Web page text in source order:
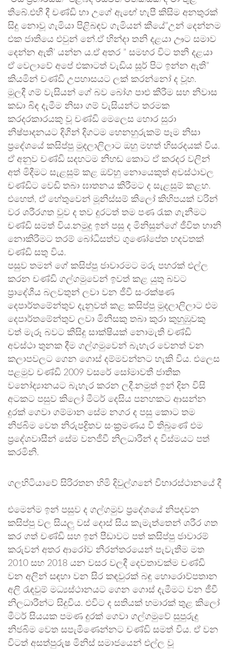
තිබේ.එහි දී චණ්ඩි හා උගේ ඇඟේ හැපී කිසිම අනතුරක්
සිදු නොවූ ගැමියා පිළිබඳව ගැමියන් කීයේ”උන් දෙන්නම
එක ජාතියෙ එවුන් නේ.ඒ හින්දා තනි දළයා ඌට සමාව
දෙන්න ඇති’ යන්න ය.ඒ අතර ” සමහර විට තනි දළයා
ඒ වෙලාවේ අපේ එකාටත් වැඩිය සූර් පිට ඉන්න ඇති”
කියමින් චණ්ඩි උපහාසයට ලක් කරන්නෝ ද වූහ.
මුලදී ගම් වැසියන් ගේ බව බෝග පාළු කිරීම සහ නිවාස
කඩා බිඳ දැමීම නිසා ගම් වැසියන්ට තරමක
කරදරකාරයකු වූ චණ්ඩි මෙලෙස හොර සුරා
නිෂ්පාදනයට දිගින් දිගටම හෙනහුරුකම් පෑම නිසා
ප්‍රදේශයේ කසිප්පු මුදලාලිලාට ඔහු මහත් හිසරදයක් විය.
ඒ අනුව චණ්ඩි සදහටම නිහඬ කොට ඒ කරදර වලින්
අත් මිදීමට සැළසුම් කළ ඔව්හු නොයෙකුත් අවස්ථාවල
චණ්ඩිට වෙඩි තබා ඝාතනය කිරීමට ද සැළසුම් කළහ.
එහෙත්, ඒ හේතුවෙන් මූනිස්සම් කිලෝ කිහිපයක් වරින්
වර ශරීරගත වුව ද තව දුරටත් තම පණ රැක ගැනීමට
චණ්ඩි සමත් විය.නමුදු ඉන් පසු ද මිනිසුන්ගේ ජීවිත හානි
නොකිරීමට තරම් බෝධිසත්ව ගුණෝපේත හදවතක්
චණ්ඩි සතු විය.
පසුව තමන් ගේ කසිප්පු ජාවාරමට මරු පහරක් එල්ල
කරන චණ්ඩි ගල්ගමුවෙන් ඉවත් කළ යුතු බවට
ප්‍රාදේශීය බලවතුන් ලවා වන ජීවී සංරක්ෂණ
දෙපාර්තමේන්තුව දැනුවත් කළ කසිප්පු මුදලාලිලාට එම
දෙපාර්තමේන්තුව ලවා මිනිසකු තබා කුරා කුහුඹුවකු
වත් මැරූ බවට කිසිදු සාක්ෂියක් නොමැති චණ්ඩි
අවස්ථා තුනක දීම ගල්ගමුවෙන් බැහැර වෙනත් වන
කලාපවලට ගෙන ගොස් දම්මවන්නට හැකි විය. එලෙස
පළමුව චණ්ඩි 2009 වසරේ සෝමාවතී ජාතික
වනෝද්‍යානයට බැහැර කරන ලදී.නමුත් ඉන් දින විසි
අටකට පසුව කිලෝ මීටර් දෙසිය පනහකට ආසන්න
දුරක් ගෙවා ගම්මාන සේම නගර ද පසු කොට තම
නිජබිම වෙත නිරුපද්‍රිතව සංක්‍රමණය වී තිබුණේ එම
ප්‍රදේශවාසීන් සේම වනජීවී නිලධාරීන් ද විස්මයට පත්
කරමිනි.
ගලහිටියාවේ සිරිරතන හිමි දිවුල්ගනේ විහාරස්ථානයේ දී
එමෙන්ම ඉන් පසුව ද ගල්ගමුව ප්‍රදේශයේ නිපදවන
කසිප්පු වල සියලු වස් දොස් සිය කැමැත්තෙන් ශරීර ගත
කර ගත් චණ්ඩි සහ ඉන් පීඩාවට පත් කසිප්පු ජාවාරම්
කරුවන් අතර ආරෝව නිරන්තරයෙන් පැවැතීම මත
2010 සහ 2018 යන වසර වලදී දෙවතාවක්ම චණ්ඩි
වන අලින් සඳහා වන සිර කඳවුරක් බඳු හොරොව්පතාන
අලි රැඳවුම් මධ්‍යස්ථානයට ගෙන ගොස් දැමීමට වන ජීවී
නිලධාරීන්ට සිදුවිය. එවිට ද සතියක් හමාරක් තුළ කිලෝ
මීටර් සියයක පමණ දුරක් ගෙවා ගල්ගමුවේ සුපුරුදු
නිජබිම වෙත සපැමිණෙන්නට චණ්ඩි සමත් විය. ඒ වන
විටත් අසත්පුරුෂ මිනිස් සමාජයෙන් එල්ල වූ